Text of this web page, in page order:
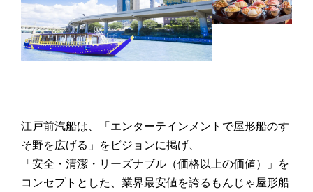
江戸前汽船は、「エンターテインメントで屋形船のす
そ野を広げる」をビジョンに掲げ、
「安全・清潔・リーズナブル（価格以上の価値）」を
コンセプトとした、業界最安値を誇るもんじゃ屋形船